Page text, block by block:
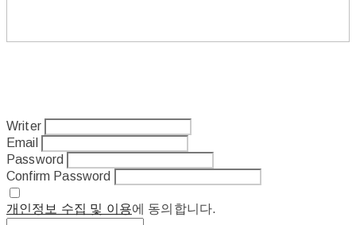
Writer
Email
Password
Confirm Password
개인정보 수집 및 이용에 동의합니다.